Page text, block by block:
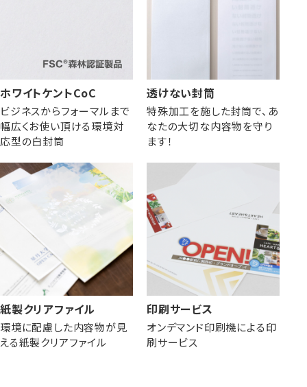
ホワイトケントCoC
ビジネスからフォーマルまで
幅広くお使い頂ける環境対
応型の白封筒
透けない封筒
特殊加工を施した封筒で、あ
なたの大切な内容物を守り
ます！
紙製クリアファイル
環境に配慮した内容物が見
える紙製クリアファイル
印刷サービス
オンデマンド印刷機による印
刷サービス